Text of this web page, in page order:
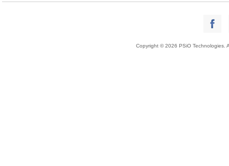
Copyright © 2026 PSiO Technologies.